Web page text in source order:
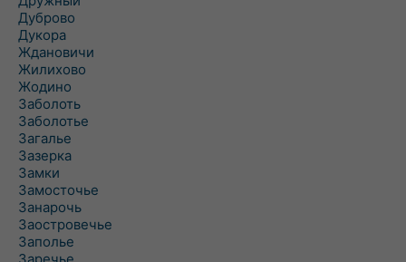
Дуброво
Дукора
Ждановичи
Жилихово
Жодино
Заболоть
Заболотье
Загалье
Зазерка
Замки
Замосточье
Занарочь
Заостровечье
Заполье